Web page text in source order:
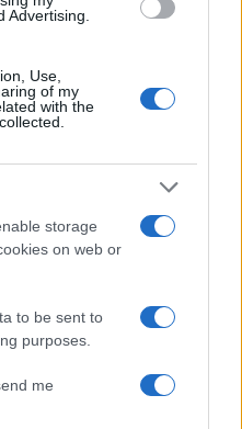
Advertising.
Use,
of my
with the
storage
on web or
to be sent to
purposes.
me
y el yen acelera su caída
$64,608.00